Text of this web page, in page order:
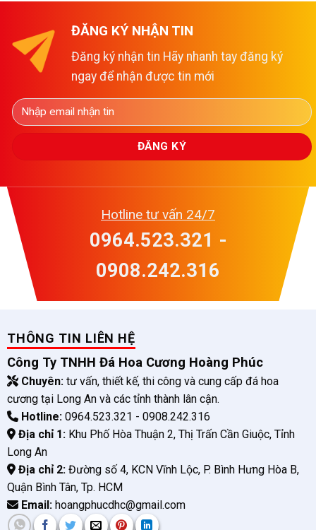
ĐĂNG KÝ NHẬN TIN
Đăng ký nhận tin Hãy nhanh tay đăng ký
ngay để nhận được tin mới
Hotline tư vấn 24/7
0964.523.321 -
0908.242.316
THÔNG TIN LIÊN HỆ
Công Ty TNHH Đá Hoa Cương Hoàng Phúc
Chuyên:tư vấn, thiết kế, thi công và cung cấp đá hoa
cương tại Long An và các tỉnh thành lân cận.
Hotline:0964.523.321 - 0908.242.316
Địa chỉ 1:Khu Phố Hòa Thuận 2, Thị Trấn Cần Giuộc, Tỉnh
Long An
Địa chỉ 2:Đường số 4, KCN Vĩnh Lộc, P. Bình Hưng Hòa B,
Quận Bình Tân, Tp. HCM
Email:hoangphucdhc@gmail.com